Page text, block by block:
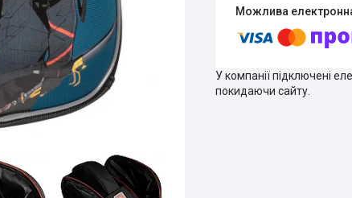
У компанії підключені
покидаючи сайту.